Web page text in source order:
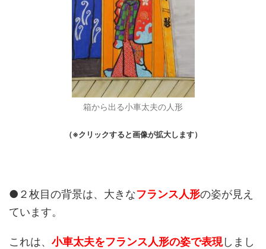
箱から出る小車太夫の人形
（※クリックすると画像が拡大します）
●２枚目の背景は、大きなフランス人形の姿が見え
ています。
これは、 小車太夫をフランス人形の姿で表現しまし